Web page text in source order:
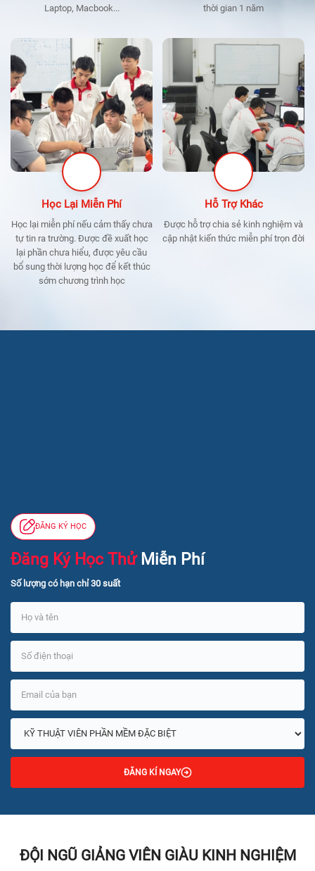
Laptop, Macbook...
thời gian 1 năm
Học Lại Miễn Phí
Học lại miễn phí nếu cảm thấy chưa
tự tin ra trường. Được đề xuất học
lại phần chưa hiểu, được yêu cầu
bổ sung thời lượng học để kết thúc
sớm chương trình học
Hỗ Trợ Khác
Được hỗ trợ chia sẻ kinh nghiệm và
cập nhật kiến thức miễn phí trọn đời
ĐĂNG KÝ HỌC
Đăng Ký Học Thử Miễn Phí
Số lượng có hạn chỉ30 suất
ĐĂNG KÍ NGAY
ĐỘI NGŨ GIẢNG VIÊN GIÀU KINH NGHIỆM